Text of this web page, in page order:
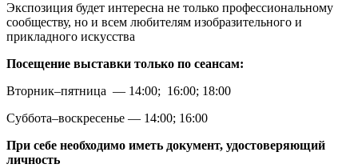
Экспозиция будет интересна не только профессиональному
сообществу, но и всем любителям изобразительного и
прикладного искусства
Посещение выставки только по сеансам:
Вторник–пятница — 14:00; 16:00; 18:00
Суббота–воскресенье — 14:00; 16:00
При себе необходимо иметь документ, удостоверяющий
личность